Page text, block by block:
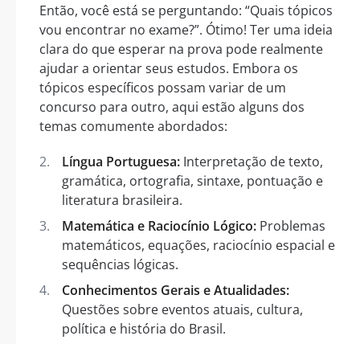
Então, você está se perguntando: “Quais tópicos
vou encontrar no exame?”. Ótimo! Ter uma ideia
clara do que esperar na prova pode realmente
ajudar a orientar seus estudos. Embora os
tópicos específicos possam variar de um
concurso para outro, aqui estão alguns dos
temas comumente abordados:
Língua Portuguesa: Interpretação de texto,
gramática, ortografia, sintaxe, pontuação e
literatura brasileira.
Matemática e Raciocínio Lógico: Problemas
matemáticos, equações, raciocínio espacial e
sequências lógicas.
Conhecimentos Gerais e Atualidades:
Questões sobre eventos atuais, cultura,
política e história do Brasil.